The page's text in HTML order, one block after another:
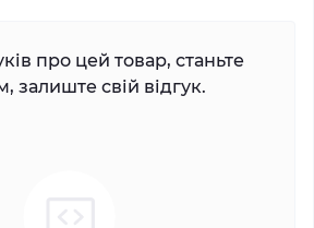
про цей товар, станьте
залиште свій відгук.